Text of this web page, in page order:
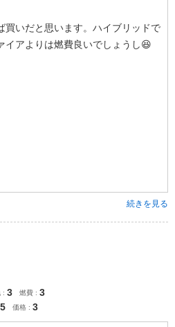
買いだと思います。ハイブリッドで
イアよりは燃費良いでしょうし😆
続きを見る
3 燃費 3
5 価格 3